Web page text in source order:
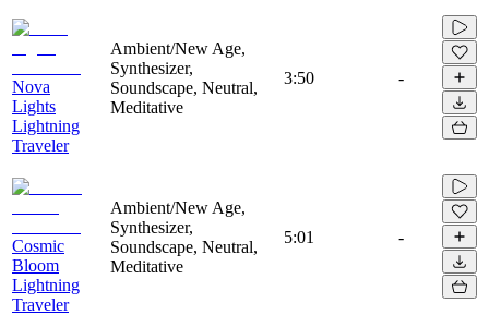
Nova
Lights
Lightning
Traveler
Ambient/New Age,
Synthesizer,
Soundscape, Neutral,
Meditative
3:50 -
Cosmic
Bloom
Lightning
Traveler
Ambient/New Age,
Synthesizer,
Soundscape, Neutral,
Meditative
5:01 -